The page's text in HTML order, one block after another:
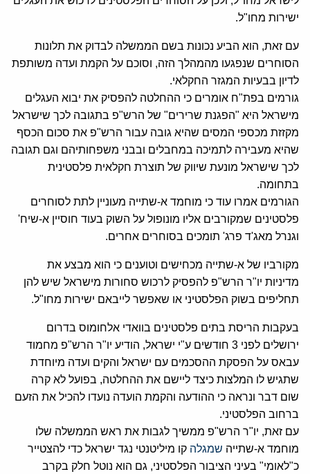
ישירות מחו"ל.
עם זאת, הוא הביע נכונות בשם הממשלה לבדוק את תלונות
הסוחרים שנפגעו מהמהלך הזה, וסוכם על הקמת ועדה משותפת
לדיון בבעיות המגזר החקלאי.
גורמים בפת"ח אומרים כי ההחלטה להפסיק את יבוא העגלים
מישראל היא "הפגנת שרירים" של הרש"פ בתגובה לכך שישראל
מקזזת מכספי המסים שהיא גובה עבור הרש"פ את סכום הכסף
שהיא מעבירה לתמיכה במחבלים ובבני משפחותיהם וגם תגובה
לכך שישראל מונעת שיווק של תוצרת חקלאית פלסטינית
בתחומה.
הגורמים אמרו עוד כי מוחמד א-שתייה מעוניין לתת לסוחרים
פלסטינים שמקורבים אליו מונופול על השוק בעוד חוסיין א-שיח'
וגנרל מאג'ד פרג' תומכים בסוחרים אחרים.
מקורביו של א-שתייה מכחישים וטוענים כי הוא מבצע את
מדיניות יו"ר הרש"פ להפסיק לרכוש סחורות מישראל שיש להן
תחליפים בשוק הפלסטיני או שאפשר לייבאם ישירות מחו"ל.
בעקבות הריסת בתים פלסטינים בוואדי אלחומוס בדרום
ירושלים לפני 3 חודשים ע"י ישראל, הודיע יו"ר הרש"פ מחמוד
עבאס על הפסקת ההסכמים עם ישראל והקים ועדה מיוחדת
שתגיש לו המלצות כיצד ליישם את ההחלטה, בפועל לא קרה
שום דבר ונראה כי ההודעה והקמת הועדה נועדו להכיל את הזעם
ברחוב הפלסטיני.
עם זאת, יו"ר הרש"פ ממשיך לגבות את ראש הממשלה שלו
מוחמד א-שתייה שמגלה קו מיליטנטי נגד ישראל כדי להצטייר
כ"לאומי" בעיני הציבור הפלסטיני, גם הוא נוטל חלק בקרב